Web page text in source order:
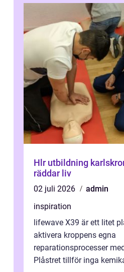
Hlr utbildning karlskrona kunskap
räddar liv
02 juli 2026
admin
inspiration
lifewave X39 är ett litet
aktivera kroppens egna
reparationsprocesser
Plåstret tillför inga